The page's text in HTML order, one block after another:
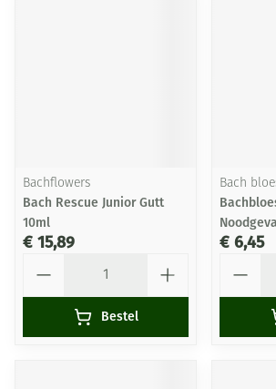
Bachflowers
Bach Rescue Junior Gutt
10ml
€ 15,89
Bestel
Bach
€ 6,45